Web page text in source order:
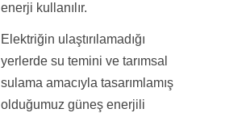
enerji kullanılır.
Elektriğin ulaştırılamadığı
yerlerde su temini ve tarımsal
sulama amacıyla tasarımlamış
olduğumuz güneş enerjili